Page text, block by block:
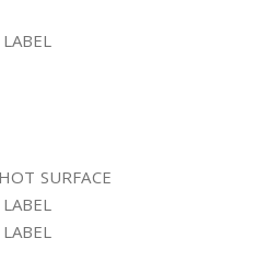
SURFACE